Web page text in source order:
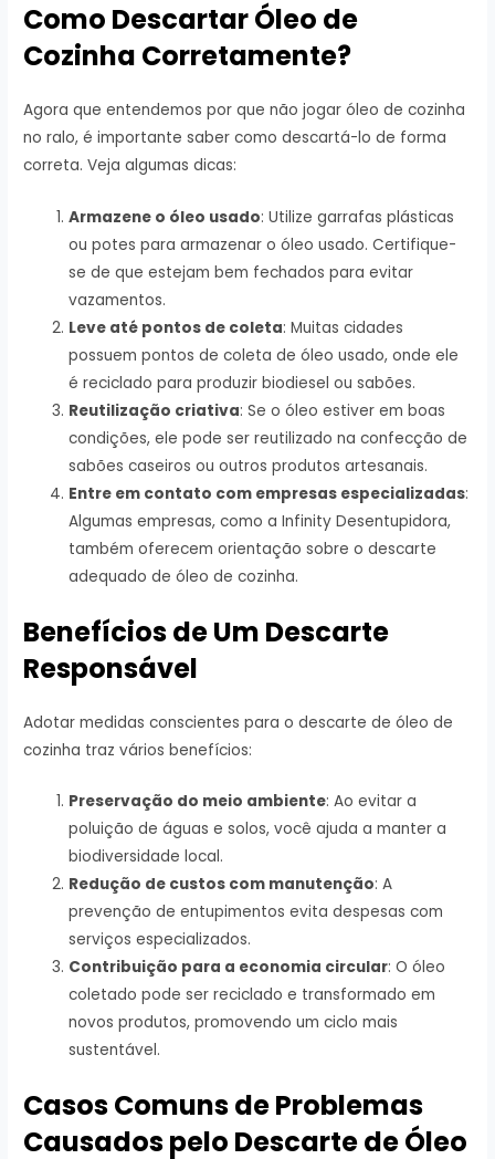
Como Descartar Óleo de
Cozinha Corretamente?
Agora que entendemos por que não jogar óleo de cozinha
no ralo, é importante saber como descartá-lo de forma
correta. Veja algumas dicas:
Armazene o óleo usado: Utilize garrafas plásticas
ou potes para armazenar o óleo usado. Certifique-
se de que estejam bem fechados para evitar
vazamentos.
Leve até pontos de coleta: Muitas cidades
possuem pontos de coleta de óleo usado, onde ele
é reciclado para produzir biodiesel ou sabões.
Reutilização criativa: Se o óleo estiver em boas
condições, ele pode ser reutilizado na confecção de
sabões caseiros ou outros produtos artesanais.
Entre em contato com empresas especializadas:
Algumas empresas, como a Infinity Desentupidora,
também oferecem orientação sobre o descarte
adequado de óleo de cozinha.
Benefícios de Um Descarte
Responsável
Adotar medidas conscientes para o descarte de óleo de
cozinha traz vários benefícios:
Preservação do meio ambiente: Ao evitar a
poluição de águas e solos, você ajuda a manter a
biodiversidade local.
Redução de custos com manutenção: A
prevenção de entupimentos evita despesas com
serviços especializados.
Contribuição para a economia circular: O óleo
coletado pode ser reciclado e transformado em
novos produtos, promovendo um ciclo mais
sustentável.
Casos Comuns de Problemas
Causados pelo Descarte de Óleo